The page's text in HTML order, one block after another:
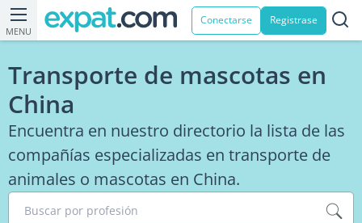
MENU
Conectarse Registrase
Transporte de mascotas en
China
Encuentra en nuestro directorio la lista de las
compañías especializadas en transporte de
animales o mascotas en China.
Buscar por profesión